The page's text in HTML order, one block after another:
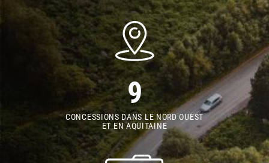
9
CONCESSIONS DANS LE NORD OUEST
ET EN AQUITAINE